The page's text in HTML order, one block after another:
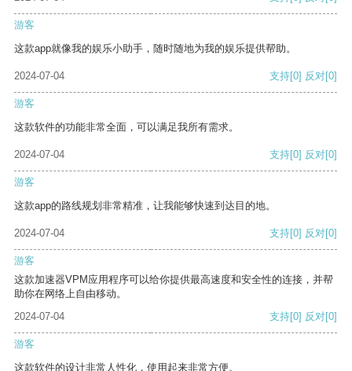
游客
这款app就像我的娱乐小助手，随时随地为我的娱乐提供帮助。
2024-07-04 支持[0] 反对[0]
游客
这款软件的功能非常全面，可以满足我所有需求。
2024-07-04 支持[0] 反对[0]
游客
这款app的路线规划非常精准，让我能够快速到达目的地。
2024-07-04 支持[0] 反对[0]
游客
这款加速器VPM应用程序可以给你提供最高速度和安全性的连接，并帮
助你在网络上自由移动。
2024-07-04
支持[0] 反对[0]
游客
这款软件的设计非常人性化，使用起来非常方便。